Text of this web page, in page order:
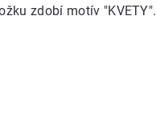
zdobí motív "KVETY".